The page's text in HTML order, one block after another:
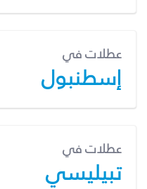
عطلات في
إسطنبول
عطلات في
تبيليسي